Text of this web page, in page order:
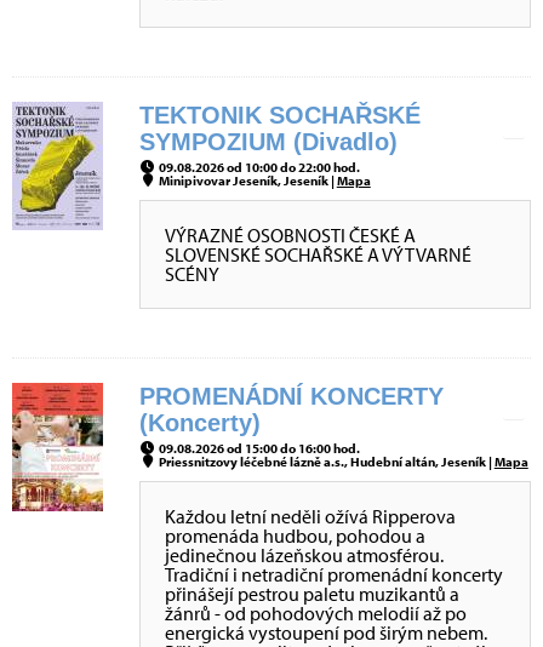
TEKTONIK SOCHAŘSKÉ
SYMPOZIUM (Divadlo)
09.08.2026 od 10:00 do 22:00 hod.
Minipivovar Jeseník, Jeseník |Mapa
VÝRAZNÉ OSOBNOSTI ČESKÉ A
SLOVENSKÉ SOCHAŘSKÉ A VÝTVARNÉ
SCÉNY
PROMENÁDNÍ KONCERTY
(Koncerty)
09.08.2026 od 15:00 do 16:00 hod.
Priessnitzovy léčebné lázně a.s., Hudební altán, Jeseník |Mapa
Každou letní neděli ožívá Ripperova
promenáda hudbou, pohodou a
jedinečnou lázeňskou atmosférou.
Tradiční i netradiční promenádní koncerty
přinášejí pestrou paletu muzikantů a
žánrů - od pohodových melodií až po
energická vystoupení pod širým nebem.